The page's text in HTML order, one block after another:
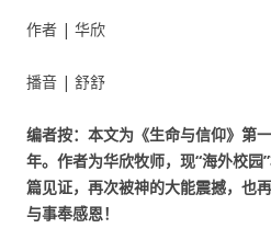
作者 | 华欣
播音 | 舒舒
编者按：本文为《生命与信仰》第
年。作者为华欣牧师，现“海外校园
篇见证，再次被神的大能震撼，也
与事奉感恩！